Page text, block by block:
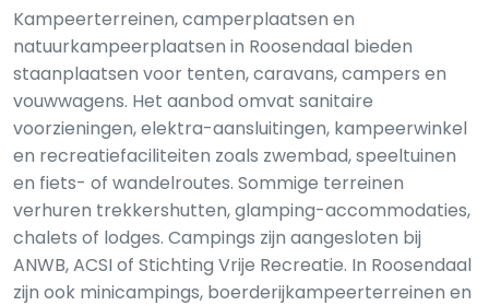
Kampeerterreinen, camperplaatsen en
natuurkampeerplaatsen in Roosendaal bieden
staanplaatsen voor tenten, caravans, campers en
vouwwagens. Het aanbod omvat sanitaire
voorzieningen, elektra-aansluitingen, kampeerwinkel
en recreatiefaciliteiten zoals zwembad, speeltuinen
en fiets- of wandelroutes. Sommige terreinen
verhuren trekkershutten, glamping-accommodaties,
chalets of lodges. Campings zijn aangesloten bij
ANWB, ACSI of Stichting Vrije Recreatie. In Roosendaal
zijn ook minicampings, boerderijkampeerterreinen en